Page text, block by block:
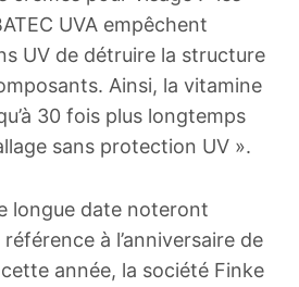
UVA empêchent
UV de détruire la structure
Ainsi, la vitamine
30 fois plus longtemps
sans protection UV ».
longue date noteront
à l’anniversaire de
année, la société Finke